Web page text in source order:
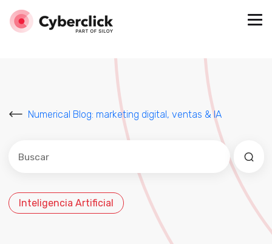
Numerical Blog: marketing digital, ventas & IA
Este es un campo de búsqueda con una función de
No hay sugerencias porque el campo de
Inteligencia Artificial